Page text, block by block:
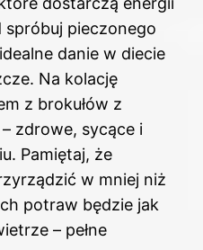
spróbuj pieczonego
danie w diecie
Na kolację
z brokułów z
zdrowe, sycące i
Pamiętaj, że
w mniej niż
potraw będzie jak
– pełne